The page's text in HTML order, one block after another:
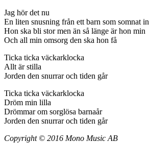
Jag hör det nu
En liten snusning från ett barn som somnat in
Hon ska bli stor men än så länge är hon min
Och all min omsorg den ska hon få
Ticka ticka väckarklocka
Allt är stilla
Jorden den snurrar och tiden går
Ticka ticka väckarklocka
Dröm min lilla
Drömmar om sorglösa barnaår
Jorden den snurrar och tiden går
Copyright © 2016 Mono Music AB